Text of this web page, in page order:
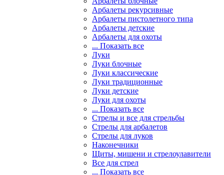
Арбалеты рекурсивные
Арбалеты пистолетного типа
Арбалеты детские
Арбалеты для охоты
... Показать все
Луки
Луки блочные
Луки классические
Луки традиционные
Луки детские
Луки для охоты
... Показать все
Стрелы и все для стрельбы
Стрелы для арбалетов
Стрелы для луков
Наконечники
Щиты, мишени и стрелоулавители
Все для стрел
... Показать все